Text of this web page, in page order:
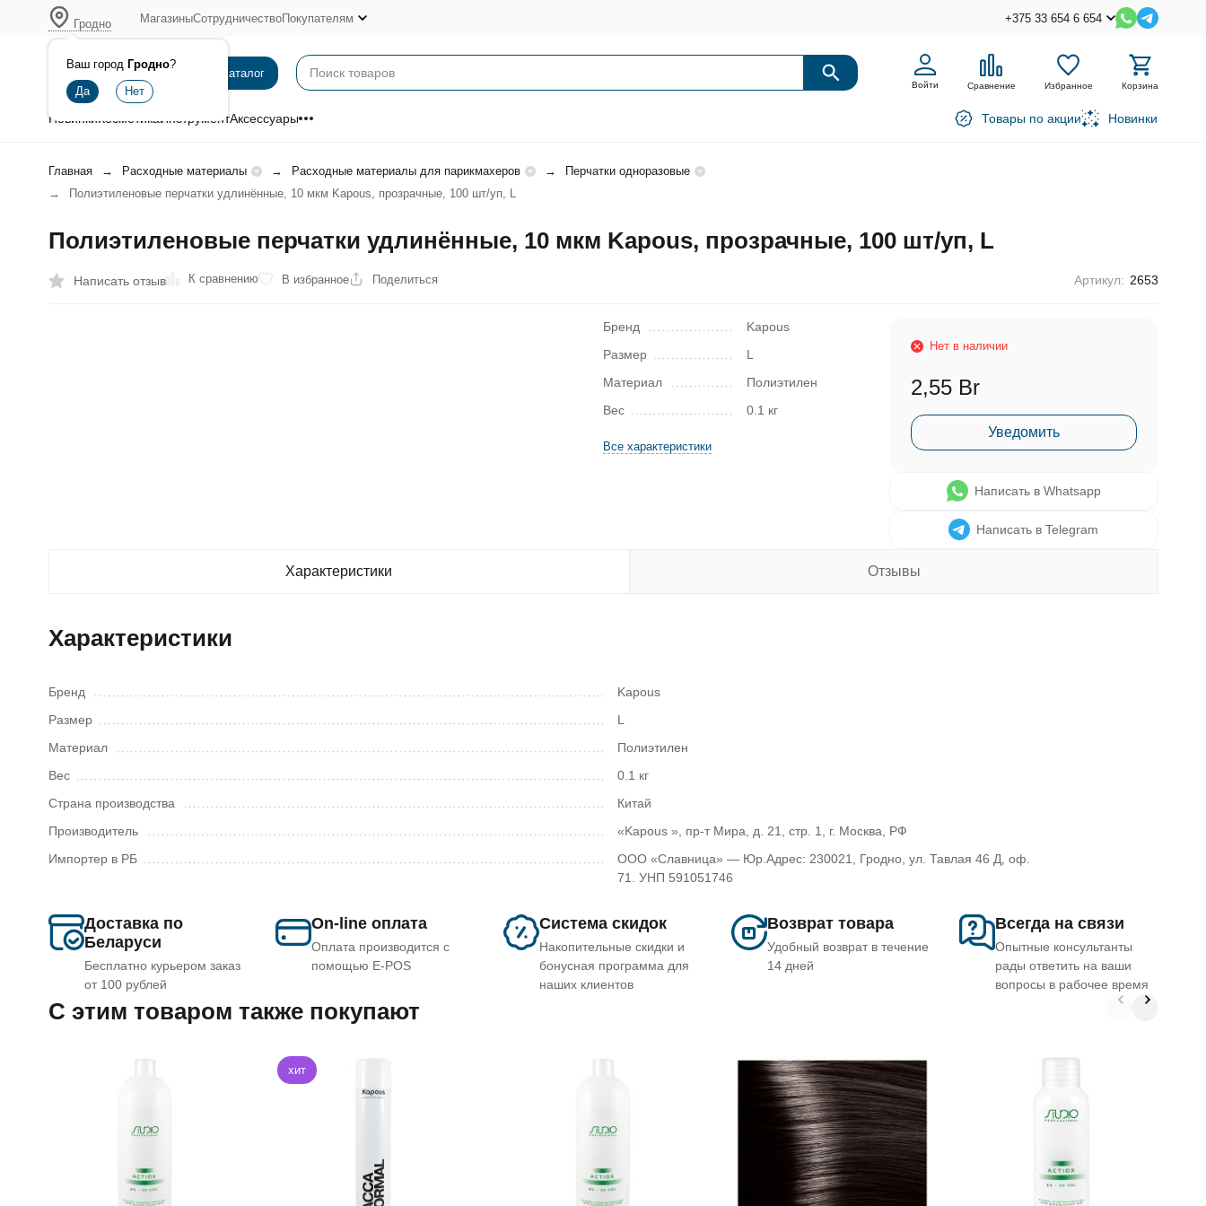
Гродно
Ваш город Гродно?
МагазиныСотрудничествоПокупателям +375 33 654 6 654
Каталог
Войти Сравнение Избранное Корзина
НовинкиКосметикаИнструментАксессуары Товары по акции Новинки
Главная Расходные материалы Расходные материалы для парикмахеров
Перчатки одноразовые
Полиэтиленовые перчатки удлинённые, 10 мкм Kapous, прозрачные, 100 шт/уп, L
Полиэтиленовые перчатки удлинённые, 10 мкм Kapous, прозрачные, 100 шт/уп, L
Написать отзыв К сравнению В избранное Поделиться Артикул: 2653
Бренд
Kapous
Размер
L
Материал
Полиэтилен
Вес
0.1 кг
Все характеристики
Нет в наличии
2,55 Br
Уведомить
Написать в Whatsapp
Написать в Telegram
Характеристики Отзывы
Характеристики
Бренд
Kapous
Размер
L
Материал
Полиэтилен
Вес
0.1 кг
Страна производства
Китай
Производитель
«Kapous », пр-т Мира, д. 21, стр. 1, г. Москва, РФ
Импортер в РБ
ООО «Славница» — Юр.Адрес: 230021, Гродно, ул. Тавлая 46 Д, оф.
71. УНП 591051746
Доставка по
Беларуси
Бесплатно курьером заказ
от 100 рублей
On-line оплата
Оплата производится с
помощью E-POS
Система скидок
Накопительные скидки и
бонусная программа для
наших клиентов
Возврат товара
Удобный возврат в течение
14 дней
Всегда на связи
Опытные консультанты
рады ответить на ваши
вопросы в рабочее время
C этим товаром также покупают
хит